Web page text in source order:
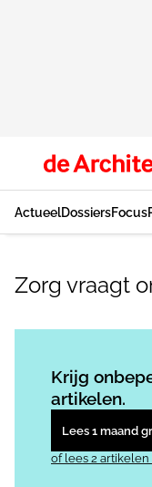
ActueelDossiersFocus
Zorg vraagt
Krijg
artikelen.
Lees 1 maand
of lees 2